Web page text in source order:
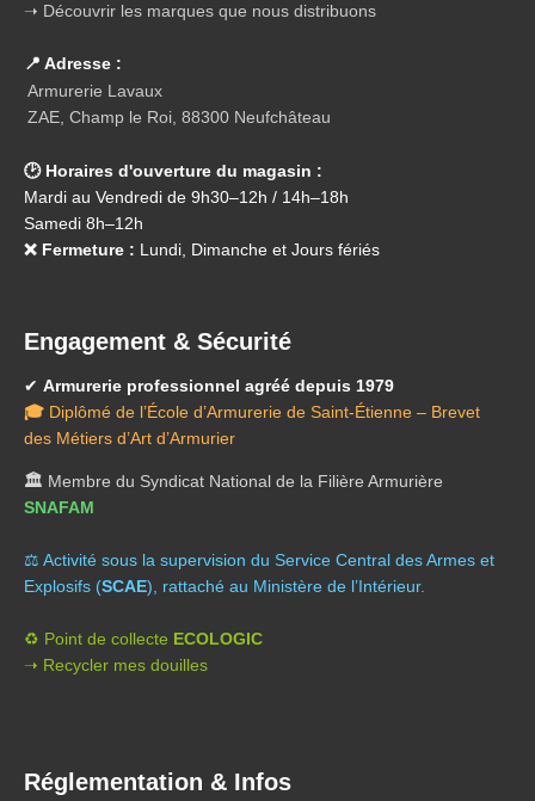
➝ Découvrir les marques que nous distribuons
📍 Adresse :
Armurerie Lavaux
ZAE, Champ le Roi, 88300 Neufchâteau
🕑 Horaires d'ouverture du magasin :
Mardi au Vendredi de 9h30–12h / 14h–18h
Samedi 8h–12h
❌ Fermeture : Lundi, Dimanche et Jours fériés
Engagement & Sécurité
✔ Armurerie professionnel agréé depuis 1979
🎓 Diplômé de l’École d’Armurerie de Saint-Étienne – Brevet
des Métiers d’Art d’Armurier
🏛️ Membre du Syndicat National de la Filière Armurière
SNAFAM
⚖️ Activité sous la supervision du Service Central des Armes et
Explosifs (SCAE), rattaché au Ministère de l’Intérieur.
♻️ Point de collecte ECOLOGIC
➝ Recycler mes douilles
Réglementation & Infos